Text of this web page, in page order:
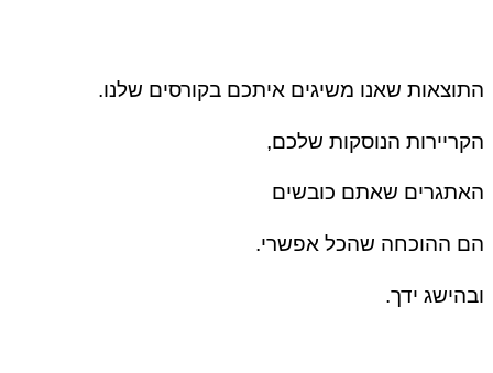
שאנו משיגים איתכם בקורסים שלנו.
הנוסקות שלכם,
שאתם כובשים
ההוכחה שהכל אפשרי.
ידך.